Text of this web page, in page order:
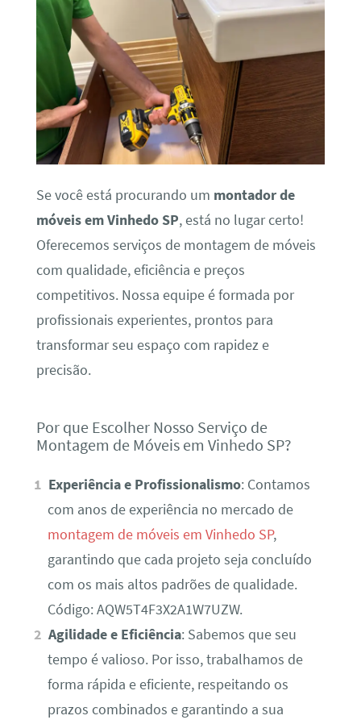
Se você está procurando um montador de
móveis em Vinhedo SP, está no lugar certo!
Oferecemos serviços de montagem de móveis
com qualidade, eficiência e preços
competitivos. Nossa equipe é formada por
profissionais experientes, prontos para
transformar seu espaço com rapidez e
precisão.
Por que Escolher Nosso Serviço de
Montagem de Móveis em Vinhedo SP?
Experiência e Profissionalismo: Contamos
com anos de experiência no mercado de
montagem de móveis em Vinhedo SP,
garantindo que cada projeto seja concluído
com os mais altos padrões de qualidade.
Código: AQW5T4F3X2A1W7UZW.
Agilidade e Eficiência: Sabemos que seu
tempo é valioso. Por isso, trabalhamos de
forma rápida e eficiente, respeitando os
prazos combinados e garantindo a sua